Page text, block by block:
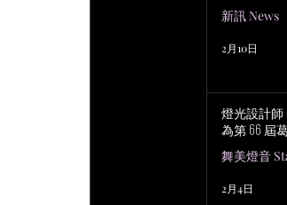
新訊 News
2月10日
燈光設計師
為第 66 屆
舞美燈音
2月4日